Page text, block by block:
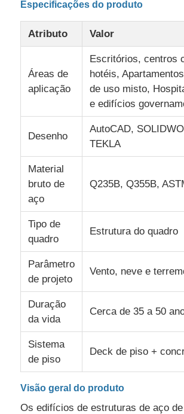
Lar
Espetáculo VR
Sobre Nós
Visita à Fábrica
Contacte-nos
Notícias
Casos
Blogue
Especificações do produto
Atributo Valor
Áreas de
aplicação
Escritórios, centros
hotéis,
de uso misto,
e edifícios
Desenho
AutoCAD,
TEKLA
Material
bruto de
aço
Q235B, Q355B,
Tipo de
quadro
Estrutura do quadro
Parâmetro
de projeto
Vento, neve e
Duração
da vida
Cerca de 35 a 50
Sistema
de piso
Deck de piso +
Visão geral do produto
Os edifícios de estruturas de aço